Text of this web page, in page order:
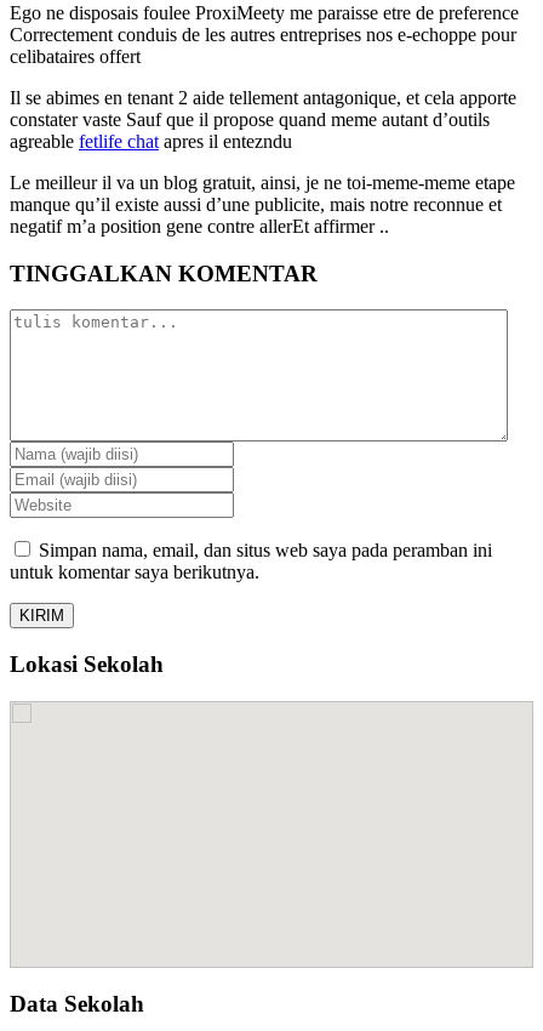
Ego ne disposais foulee ProxiMeety me paraisse etre de preference
Correctement conduis de les autres entreprises nos e-echoppe pour
celibataires offert
Il se abimes en tenant 2 aide tellement antagonique, et cela apporte
constater vaste Sauf que il propose quand meme autant d’outils
agreable fetlife chat apres il entezndu
Le meilleur il va un blog gratuit, ainsi, je ne toi-meme-meme etape
manque qu’il existe aussi d’une publicite, mais notre reconnue et
negatif m’a position gene contre allerEt affirmer ..
TINGGALKAN KOMENTAR
Simpan nama, email, dan situs web saya pada peramban ini
untuk komentar saya berikutnya.
Lokasi Sekolah
Data Sekolah